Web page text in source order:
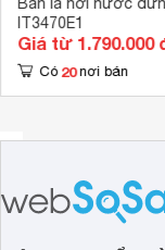
IT3470E1
Giá từ 1.790.000
Có 20 nơi bán